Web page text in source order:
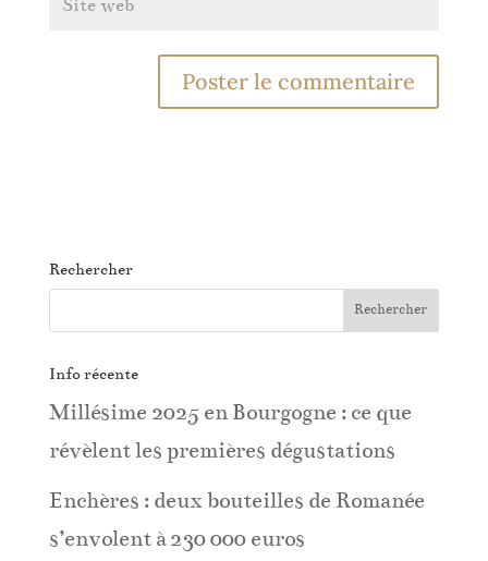
Rechercher
Info récente
Millésime 2025 en Bourgogne : ce que
révèlent les premières dégustations
Enchères : deux bouteilles de Romanée
s’envolent à 230 000 euros